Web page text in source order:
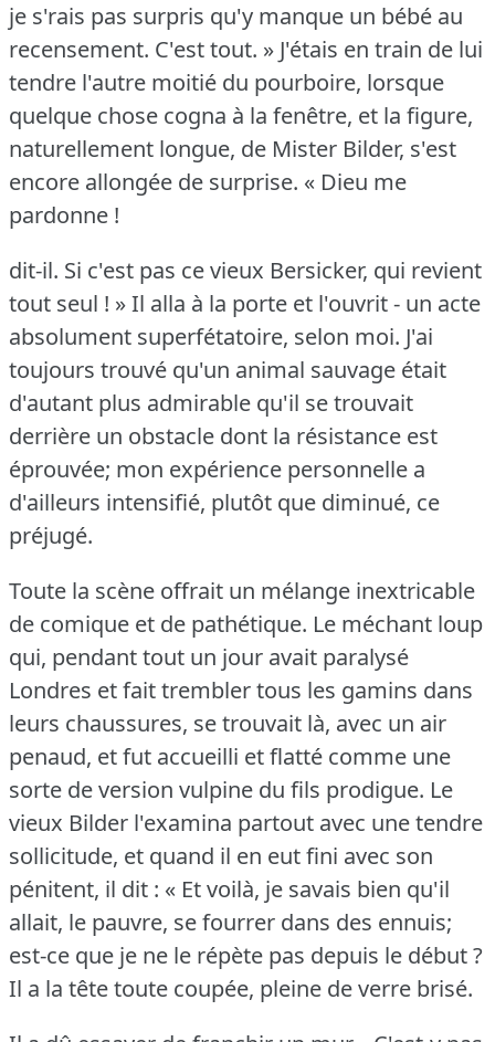
je s'rais pas surpris qu'y manque un bébé au
recensement. C'est tout. » J'étais en train de lui
tendre l'autre moitié du pourboire, lorsque
quelque chose cogna à la fenêtre, et la figure,
naturellement longue, de Mister Bilder, s'est
encore allongée de surprise. « Dieu me
pardonne !
dit-il. Si c'est pas ce vieux Bersicker, qui revient
tout seul ! » Il alla à la porte et l'ouvrit - un acte
absolument superfétatoire, selon moi. J'ai
toujours trouvé qu'un animal sauvage était
d'autant plus admirable qu'il se trouvait
derrière un obstacle dont la résistance est
éprouvée; mon expérience personnelle a
d'ailleurs intensifié, plutôt que diminué, ce
préjugé.
Toute la scène offrait un mélange inextricable
de comique et de pathétique. Le méchant loup
qui, pendant tout un jour avait paralysé
Londres et fait trembler tous les gamins dans
leurs chaussures, se trouvait là, avec un air
penaud, et fut accueilli et flatté comme une
sorte de version vulpine du fils prodigue. Le
vieux Bilder l'examina partout avec une tendre
sollicitude, et quand il en eut fini avec son
pénitent, il dit : « Et voilà, je savais bien qu'il
allait, le pauvre, se fourrer dans des ennuis;
est-ce que je ne le répète pas depuis le début ?
Il a la tête toute coupée, pleine de verre brisé.